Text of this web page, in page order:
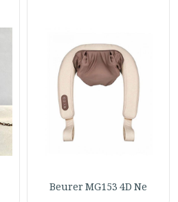
Beurer MG153 4D Ne